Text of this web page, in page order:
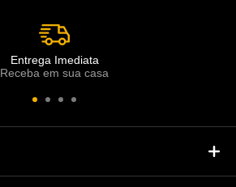
Entrega Imediata
Receba em sua casa